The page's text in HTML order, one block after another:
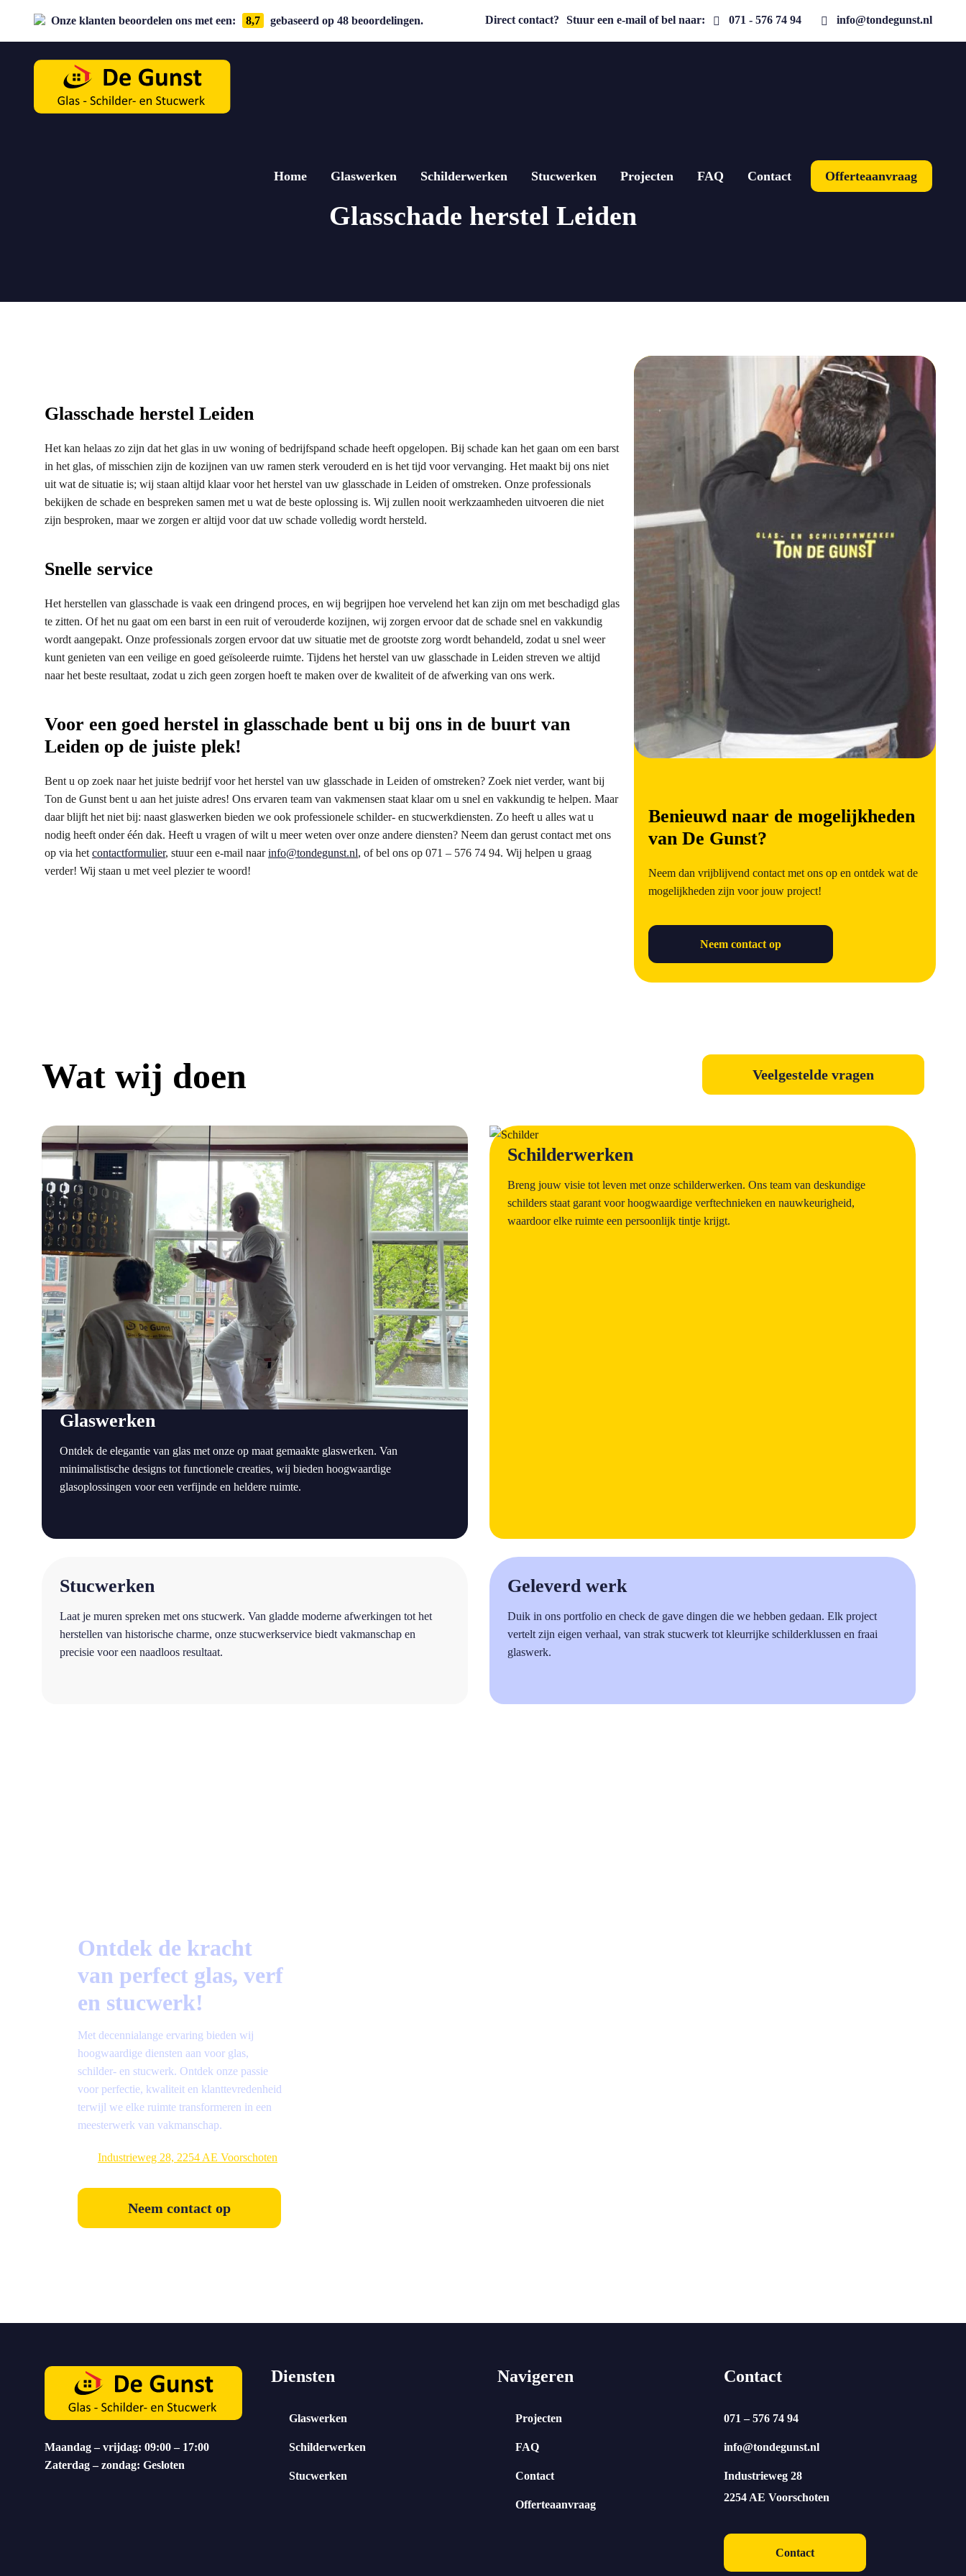
Onze klanten beoordelen ons met een: 8,7 gebaseerd op 48 beoordelingen. Direct contact? Stuur een e-mail of bel naar: 071 - 576 74 94 info@tondegunst.nl
Home Glaswerken Schilderwerken Stucwerken Projecten FAQ Contact Offerteaanvraag
Glasschade herstel Leiden
Glasschade herstel Leiden
Het kan helaas zo zijn dat het glas in uw woning of bedrijfspand schade heeft opgelopen. Bij schade kan het gaan om een barst
in het glas, of misschien zijn de kozijnen van uw ramen sterk verouderd en is het tijd voor vervanging. Het maakt bij ons niet
uit wat de situatie is; wij staan altijd klaar voor het herstel van uw glasschade in Leiden of omstreken. Onze professionals
bekijken de schade en bespreken samen met u wat de beste oplossing is. Wij zullen nooit werkzaamheden uitvoeren die niet
zijn besproken, maar we zorgen er altijd voor dat uw schade volledig wordt hersteld.
Snelle service
Het herstellen van glasschade is vaak een dringend proces, en wij begrijpen hoe vervelend het kan zijn om met beschadigd glas
te zitten. Of het nu gaat om een barst in een ruit of verouderde kozijnen, wij zorgen ervoor dat de schade snel en vakkundig
wordt aangepakt. Onze professionals zorgen ervoor dat uw situatie met de grootste zorg wordt behandeld, zodat u snel weer
kunt genieten van een veilige en goed geïsoleerde ruimte. Tijdens het herstel van uw glasschade in Leiden streven we altijd
naar het beste resultaat, zodat u zich geen zorgen hoeft te maken over de kwaliteit of de afwerking van ons werk.
Voor een goed herstel in glasschade bent u bij ons in de buurt van
Leiden op de juiste plek!
Bent u op zoek naar het juiste bedrijf voor het herstel van uw glasschade in Leiden of omstreken? Zoek niet verder, want bij
Ton de Gunst bent u aan het juiste adres! Ons ervaren team van vakmensen staat klaar om u snel en vakkundig te helpen. Maar
daar blijft het niet bij: naast glaswerken bieden we ook professionele schilder- en stucwerkdiensten. Zo heeft u alles wat u
nodig heeft onder één dak. Heeft u vragen of wilt u meer weten over onze andere diensten? Neem dan gerust contact met ons
op via het contactformulier, stuur een e-mail naarinfo@tondegunst.nl, of bel ons op 071 – 576 74 94. Wij helpen u graag
verder! Wij staan u met veel plezier te woord!
Benieuwd naar de mogelijkheden
van De Gunst?
Neem dan vrijblijvend contact met ons op en ontdek wat de
mogelijkheden zijn voor jouw project!
Neem contact op
Wat wij doen Veelgestelde vragen
Glaswerken
Ontdek de elegantie van glas met onze op maat gemaakte glaswerken. Van
minimalistische designs tot functionele creaties, wij bieden hoogwaardige
glasoplossingen voor een verfijnde en heldere ruimte.
a
Schilderwerken
Breng jouw visie tot leven met onze schilderwerken. Ons team van deskundige
schilders staat garant voor hoogwaardige verftechnieken en nauwkeurigheid,
waardoor elke ruimte een persoonlijk tintje krijgt.
a
Stucwerken
Laat je muren spreken met ons stucwerk. Van gladde moderne afwerkingen tot het
herstellen van historische charme, onze stucwerkservice biedt vakmanschap en
precisie voor een naadloos resultaat.
Geleverd werk
Duik in ons portfolio en check de gave dingen die we hebben gedaan. Elk project
vertelt zijn eigen verhaal, van strak stucwerk tot kleurrijke schilderklussen en fraai
glaswerk.
Ontdek de kracht
van perfect glas, verf
en stucwerk!
Met decennialange ervaring bieden wij
hoogwaardige diensten aan voor glas,
schilder- en stucwerk. Ontdek onze passie
voor perfectie, kwaliteit en klanttevredenheid
terwijl we elke ruimte transformeren in een
meesterwerk van vakmanschap.
Industrieweg 28, 2254 AE Voorschoten
Neem contact op
Maandag – vrijdag: 09:00 – 17:00
Zaterdag – zondag: Gesloten
Diensten
Glaswerken
Schilderwerken
Stucwerken
Navigeren
Projecten
FAQ
Contact
Offerteaanvraag
Contact
071 – 576 74 94
info@tondegunst.nl
Industrieweg 28
2254 AE Voorschoten
Contact